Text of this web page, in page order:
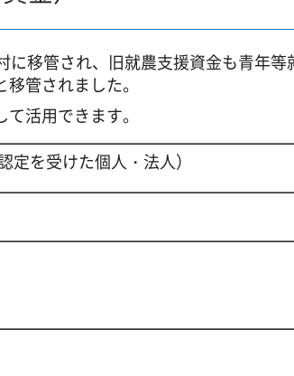
移管され、旧就農支援資金も青年等
管されました。
活用できます。
を受けた個人・法人）